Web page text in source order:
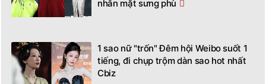
nhân mặt sưng phù
1 sao nữ "trốn" Đêm hội Weibo suốt 1
tiếng, đi chụp trộm dàn sao hot nhất
Cbiz